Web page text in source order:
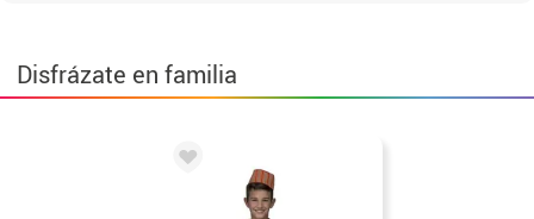
Disfrázate en familia